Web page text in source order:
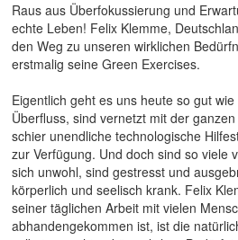
Raus aus Überfokussierung und
echte Leben! Felix Klemme,
den Weg zu unseren wirklichen
erstmalig seine Green Exercises.
Eigentlich geht es uns heute so gut
Überfluss, sind vernetzt mit der
schier unendliche technologische
zur Verfügung. Und doch sind so viele
sich unwohl, sind gestresst und
körperlich und seelisch krank. Felix
seiner täglichen Arbeit mit vielen
abhandengekommen ist, ist die